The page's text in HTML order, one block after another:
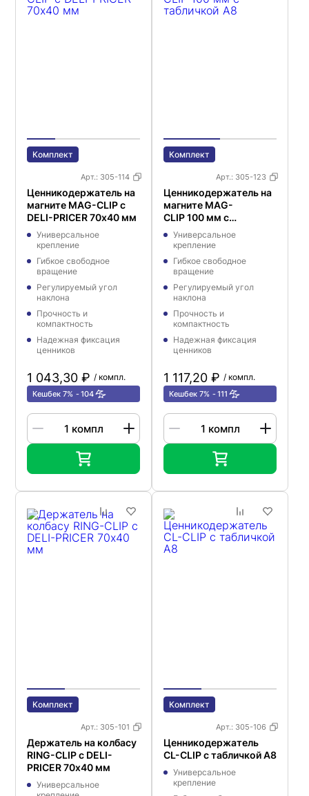
Комплект
Арт.: 305-114
Ценникодержатель на
магните MAG-CLIP с
DELI-PRICER 70х40 мм
Универсальное
крепление
Гибкое свободное
вращение
Регулируемый угол
наклона
Прочность и
компактность
Надежная фиксация
ценников
1 043,30 ₽ / компл.
Кешбек 7% 104
Комплект
Арт.: 305-123
Ценникодержатель на
магните MAG-
CLIP 100 мм с
табличкой A8
Универсальное
крепление
Гибкое свободное
вращение
Регулируемый угол
наклона
Прочность и
компактность
Надежная фиксация
ценников
1 117,20 ₽ / компл.
Кешбек 7% 111
Комплект
Арт.: 305-101
Держатель на колбасу
RING-CLIP с DELI-
PRICER 70х40 мм
Универсальное
Комплект
Арт.: 305-106
Ценникодержатель
CL-CLIP с табличкой А8
Универсальное
крепление